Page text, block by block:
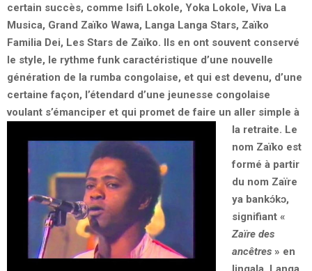
certain succès, comme Isifi Lokole, Yoka Lokole, Viva La
Musica, Grand Zaïko Wawa, Langa Langa Stars, Zaïko
Familia Dei, Les Stars de Zaïko. Ils en ont souvent conservé
le style, le rythme funk caractéristique d’une nouvelle
génération de la rumba congolaise, et qui est devenu, d’une
certaine façon, l’étendard d’une jeunesse congolaise
voulant s’émanciper et qui promet de faire un aller simple à
la retraite. Le
nom Zaïko est
formé à partir
du nom Zaïre
ya bankɔ́kɔ,
signifiant «
Zaïre des
ancêtres» en